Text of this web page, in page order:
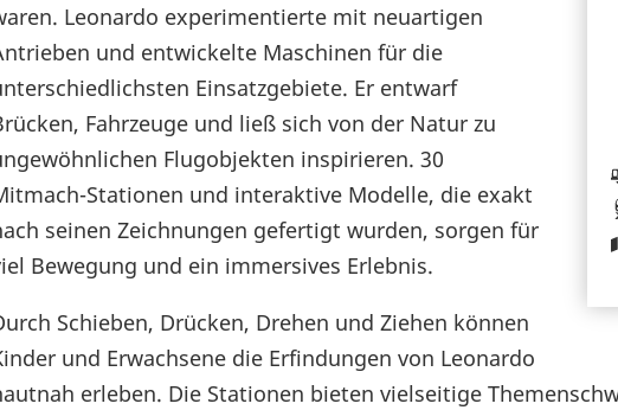
Leonardo experimentierte mit neuartigen
und entwickelte Maschinen für die
Einsatzgebiete. Er entwarf
Fahrzeuge und ließ sich von der Natur zu
Flugobjekten inspirieren. 30
Stationen und interaktive Modelle, die exakt
seinen Zeichnungen gefertigt wurden, sorgen für
Bewegung und ein immersives Erlebnis.
Schieben, Drücken, Drehen und Ziehen können
und Erwachsene die Erfindungen von Leonardo
erleben. Die Stationen bieten vielseitige